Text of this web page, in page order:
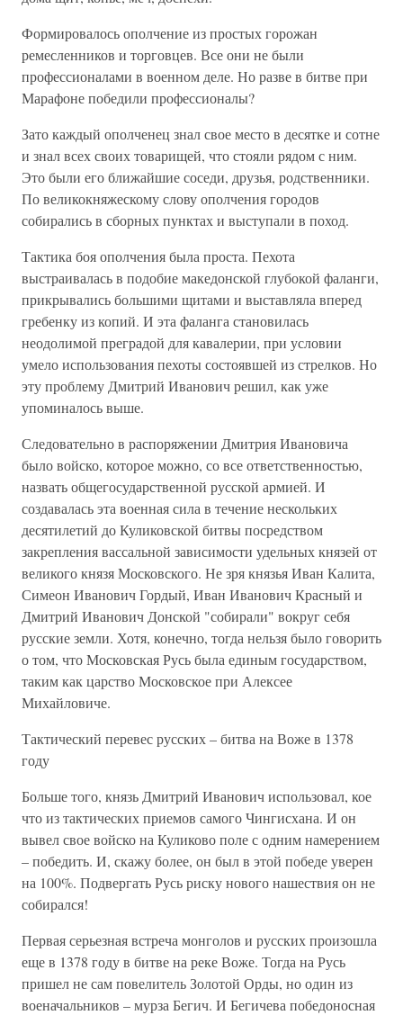
Формировалось ополчение из простых горожан
ремесленников и торговцев. Все они не были
профессионалами в военном деле. Но разве в битве при
Марафоне победили профессионалы?
Зато каждый ополченец знал свое место в десятке и сотне
и знал всех своих товарищей, что стояли рядом с ним.
Это были его ближайшие соседи, друзья, родственники.
По великокняжескому слову ополчения городов
собирались в сборных пунктах и выступали в поход.
Тактика боя ополчения была проста. Пехота
выстраивалась в подобие македонской глубокой фаланги,
прикрывались большими щитами и выставляла вперед
гребенку из копий. И эта фаланга становилась
неодолимой преградой для кавалерии, при условии
умело использования пехоты состоявшей из стрелков. Но
эту проблему Дмитрий Иванович решил, как уже
упоминалось выше.
Следовательно в распоряжении Дмитрия Ивановича
было войско, которое можно, со все ответственностью,
назвать общегосударственной русской армией. И
создавалась эта военная сила в течение нескольких
десятилетий до Куликовской битвы посредством
закрепления вассальной зависимости удельных князей от
великого князя Московского. Не зря князья Иван Калита,
Симеон Иванович Гордый, Иван Иванович Красный и
Дмитрий Иванович Донской "собирали" вокруг себя
русские земли. Хотя, конечно, тогда нельзя было говорить
о том, что Московская Русь была единым государством,
таким как царство Московское при Алексее
Михайловиче.
Тактический перевес русских – битва на Воже в 1378
году
Больше того, князь Дмитрий Иванович использовал, кое
что из тактических приемов самого Чингисхана. И он
вывел свое войско на Куликово поле с одним намерением
– победить. И, скажу более, он был в этой победе уверен
на 100%. Подвергать Русь риску нового нашествия он не
собирался!
Первая серьезная встреча монголов и русских произошла
еще в 1378 году в битве на реке Воже. Тогда на Русь
пришел не сам повелитель Золотой Орды, но один из
военачальников – мурза Бегич. И Бегичева победоносная